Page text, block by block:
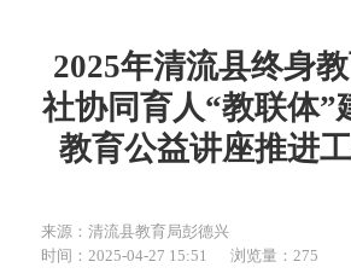
2025年清流县终身
社协同育人“教联体”
教育公益讲座推进
来源：清流县教育局彭德兴
时间：2025-04-27 15:51
浏览量：275